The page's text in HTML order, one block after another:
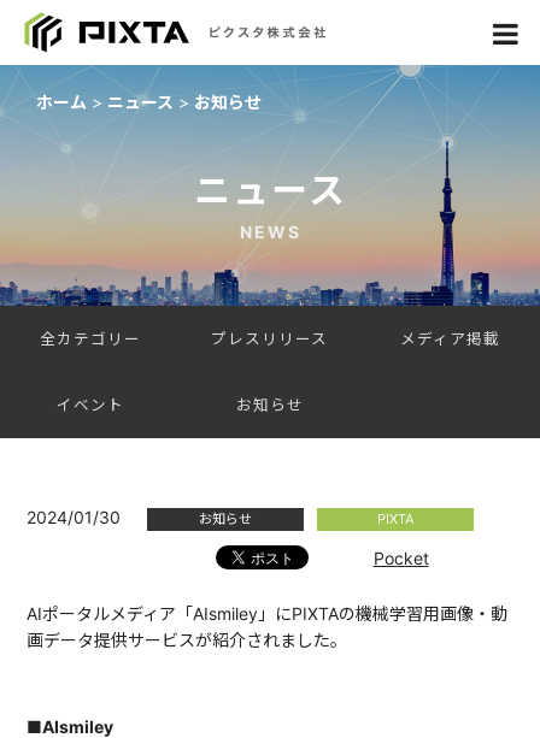
ホーム ニュース お知らせ
ニュース
NEWS
全カテゴリー プレスリリース メディア掲載
イベント お知らせ
2024/01/30 お知らせ PIXTA
Pocket
AIポータルメディア「AIsmiley」にPIXTAの機械学習用画像・動
画データ提供サービスが紹介されました。
■AIsmiley